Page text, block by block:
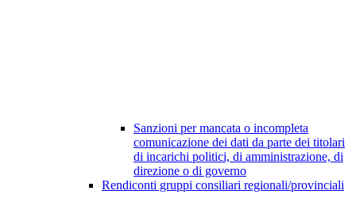
Sanzioni per mancata o incompleta
comunicazione dei dati da parte dei titolari
di incarichi politici, di amministrazione, di
direzione o di governo
Rendiconti gruppi consiliari regionali/provinciali